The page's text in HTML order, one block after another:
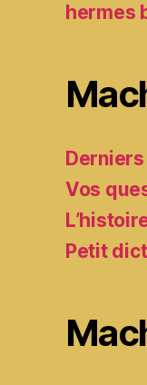
hermes
Vos
Petit